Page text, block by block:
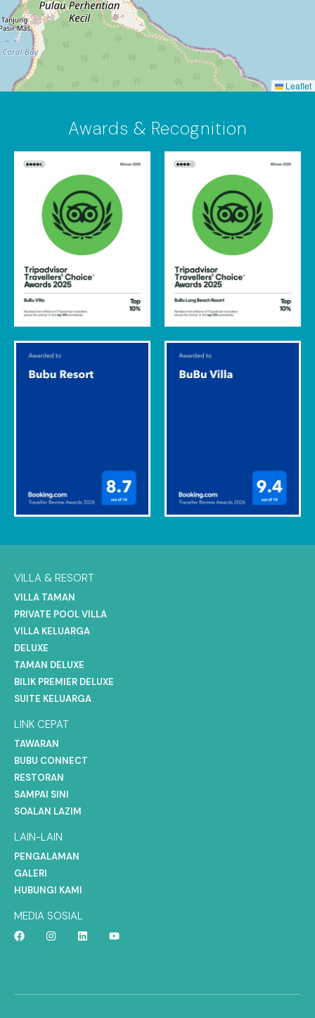
Leaflet
Awards & Recognition
VILLA & RESORT
VILLA TAMAN
PRIVATE POOL VILLA
VILLA KELUARGA
DELUXE
TAMAN DELUXE
BILIK PREMIER DELUXE
SUITE KELUARGA
LINK CEPAT
TAWARAN
BUBU CONNECT
RESTORAN
SAMPAI SINI
SOALAN LAZIM
LAIN-LAIN
PENGALAMAN
GALERI
HUBUNGI KAMI
MEDIA SOSIAL